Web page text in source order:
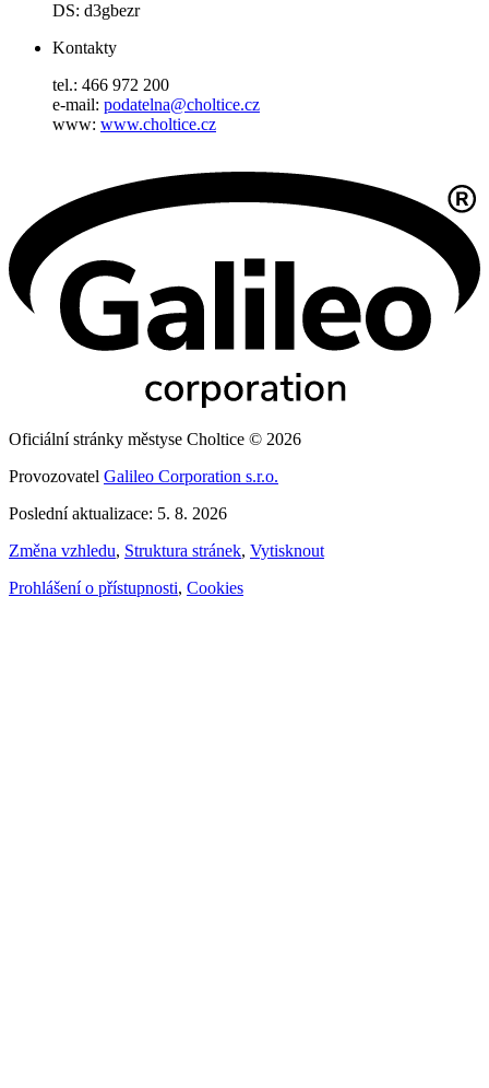
DS: d3gbezr
Kontakty
tel.: 466 972 200
e-mail: podatelna@choltice.cz
www: www.choltice.cz
Oficiální stránky městyse Choltice © 2026
Provozovatel Galileo Corporation s.r.o.
Poslední aktualizace: 5. 8. 2026
Změna vzhledu, Struktura stránek, Vytisknout
Prohlášení o přístupnosti, Cookies